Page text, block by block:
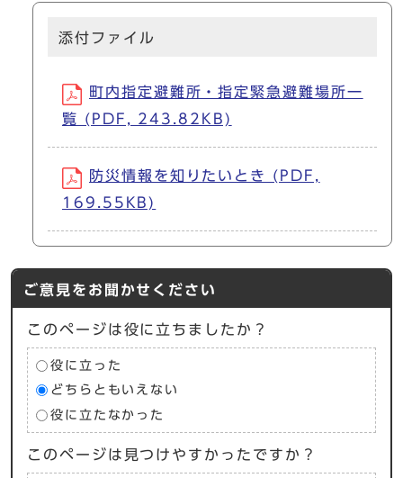
添付ファイル
町内指定避難所・指定緊急避難場所一
覧 (PDF, 243.82KB)
防災情報を知りたいとき (PDF,
169.55KB)
ご意見をお聞かせください
このページは役に立ちましたか？
役に立った
どちらともいえない
役に立たなかった
このページは見つけやすかったですか？